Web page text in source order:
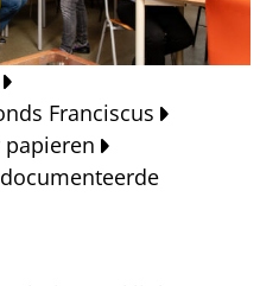
Franciscus
papieren